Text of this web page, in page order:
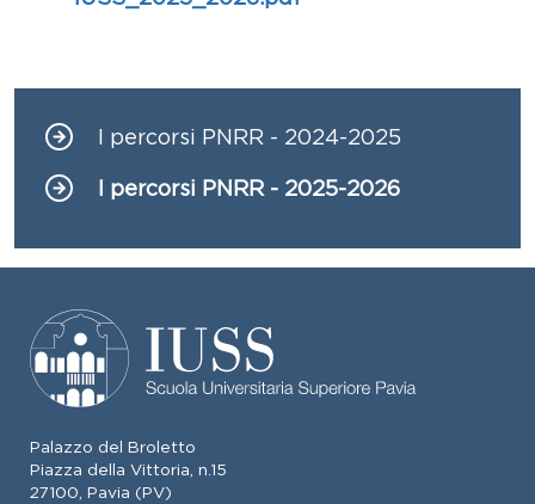
Navigazione principale
I percorsi PNRR - 2024-2025
I percorsi PNRR - 2025-2026
Palazzo del Broletto
Piazza della Vittoria, n.15
27100, Pavia (PV)